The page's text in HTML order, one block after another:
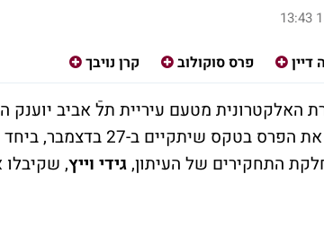
דיין פרס סוקולוב קרן נויבך
האלקטרונית מטעם עיריית תלֿ אביב יוענק
ב-27 בדצמבר, ביחד עם הפרשן הצבאי של עיתון
התחקירים של העיתון,גידי וייץ, שקיבלו